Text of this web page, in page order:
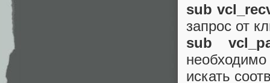
sub
запрос от
sub
искать